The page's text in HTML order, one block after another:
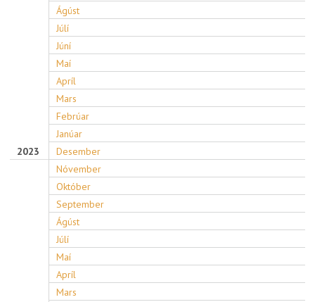
Ágúst
Júlí
Júní
Maí
Apríl
Mars
Febrúar
Janúar
2023
Desember
Nóvember
Október
September
Ágúst
Júlí
Maí
Apríl
Mars